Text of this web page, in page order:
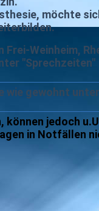
möchte
Weinheim,
"Sprechzeiten"
gewohnt
können jedoch
in Notfällen